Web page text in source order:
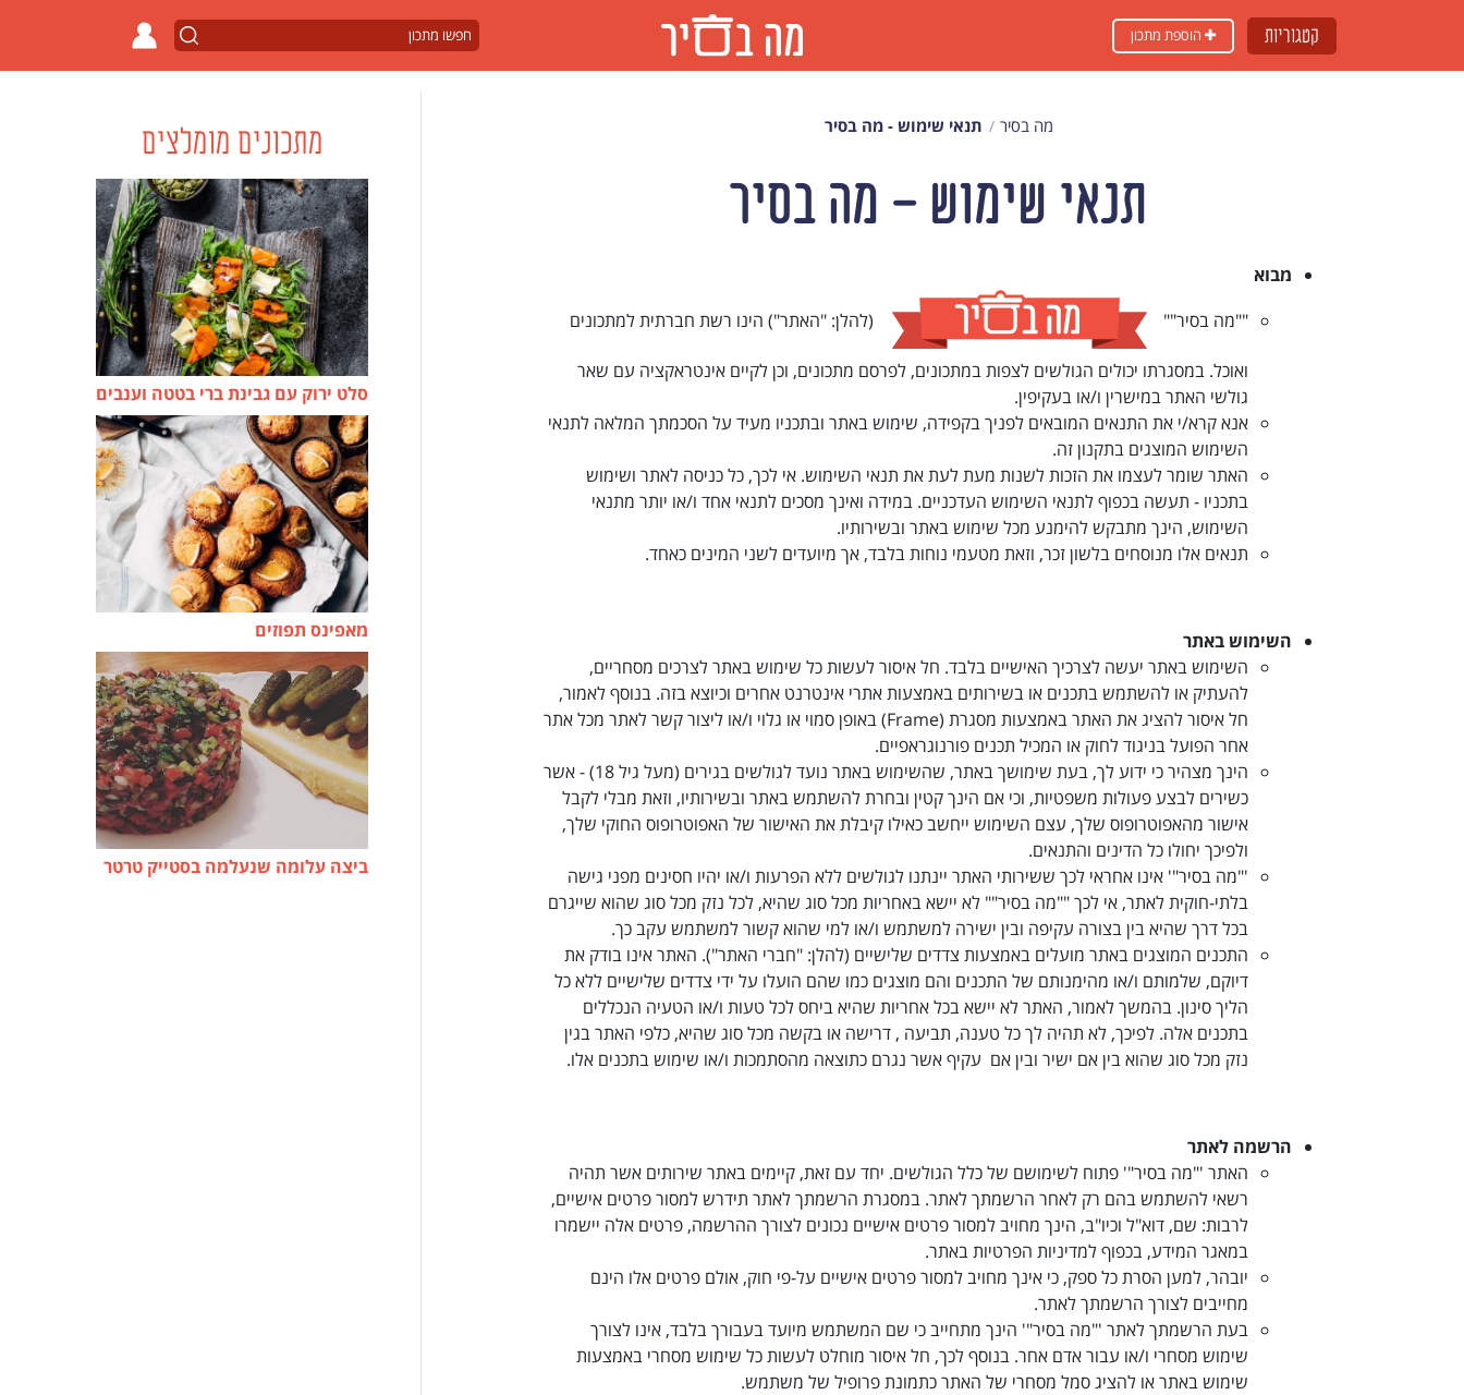
קטגוריות
מה בסיר תנאי שימוש - מה בסיר
תנאי שימוש - מה בסיר
מבוא
""מה בסיר""
(להלן: "האתר") הינו רשת חברתית למתכונים
ואוכל. במסגרתו יכולים הגולשים לצפות במתכונים, לפרסם מתכונים, וכן לקיים אינטראקציה עם שאר
גולשי האתר במישרין ו/או בעקיפין.
אנא קרא/י את התנאים המובאים לפניך בקפידה, שימוש באתר ובתכניו מעיד על הסכמתך המלאה לתנאי
השימוש המוצגים בתקנון זה.
האתר שומר לעצמו את הזכות לשנות מעת לעת את תנאי השימוש. אי לכך, כל כניסה לאתר ושימוש
בתכניו - תעשה בכפוף לתנאי השימוש העדכניים. במידה ואינך מסכים לתנאי אחד ו/או יותר מתנאי
השימוש, הינך מתבקש להימנע מכל שימוש באתר ובשירותיו.
תנאים אלו מנוסחים בלשון זכר, וזאת מטעמי נוחות בלבד, אך מיועדים לשני המינים כאחד.
השימוש באתר
השימוש באתר יעשה לצרכיך האישיים בלבד. חל איסור לעשות כל שימוש באתר לצרכים מסחריים,
להעתיק או להשתמש בתכנים או בשירותים באמצעות אתרי אינטרנט אחרים וכיוצא בזה. בנוסף לאמור,
חל איסור להציג את האתר באמצעות מסגרת (Frame)
באופן סמוי או גלוי ו/או ליצור קשר לאתר מכל אתר
אחר הפועל בניגוד לחוק או המכיל תכנים פורנוגראפיים.
הינך מצהיר כי ידוע לך, בעת שימושך באתר, שהשימוש באתר נועד לגולשים בגירים (מעל גיל 18) - אשר
כשירים לבצע פעולות משפטיות, וכי אם הינך קטין ובחרת להשתמש באתר ובשירותיו, וזאת מבלי לקבל
אישור מהאפוטרופוס שלך, עצם השימוש ייחשב כאילו קיבלת את האישור של האפוטרופוס החוקי שלך,
ולפיכך יחולו כל הדינים והתנאים.
'"מה בסיר"' אינו אחראי לכך ששירותי האתר יינתנו לגולשים ללא הפרעות ו/או יהיו חסינים מפני גישה
בלתי-חוקית לאתר, אי לכך ""מה בסיר"" לא יישא באחריות מכל סוג שהיא, לכל נזק מכל סוג שהוא שייגרם
בכל דרך שהיא בין בצורה עקיפה ובין ישירה למשתמש ו/או למי שהוא קשור למשתמש עקב כך.
התכנים המוצגים באתר מועלים באמצעות צדדים שלישיים (להלן: "חברי האתר"). האתר אינו בודק את
דיוקם, שלמותם ו/או מהימנותם של התכנים והם מוצגים כמו שהם הועלו על ידי צדדים שלישיים ללא כל
הליך סינון. בהמשך לאמור, האתר לא יישא בכל אחריות שהיא ביחס לכל טעות ו/או הטעיה הנכללים
בתכנים אלה. לפיכך, לא תהיה לך כל טענה, תביעה , דרישה או בקשה מכל סוג שהיא, כלפי האתר בגין
נזק מכל סוג שהוא בין אם ישיר ובין אם עקיף אשר נגרם כתוצאה מהסתמכות ו/או שימוש בתכנים אלו.
הרשמה לאתר
האתר '"מה בסיר"' פתוח לשימושם של כלל הגולשים. יחד עם זאת, קיימים באתר שירותים אשר תהיה
רשאי להשתמש בהם רק לאחר הרשמתך לאתר. במסגרת הרשמתך לאתר תידרש למסור פרטים אישיים,
לרבות: שם, דוא"ל וכיו"ב, הינך מחויב למסור פרטים אישיים נכונים לצורך ההרשמה, פרטים אלה יישמרו
במאגר המידע, בכפוף למדיניות הפרטיות באתר.
יובהר, למען הסרת כל ספק, כי אינך מחויב למסור פרטים אישיים על-פי חוק, אולם פרטים אלו הינם
מחייבים לצורך הרשמתך לאתר.
בעת הרשמתך לאתר '"מה בסיר"' הינך מתחייב כי שם המשתמש מיועד בעבורך בלבד, אינו לצורך
שימוש מסחרי ו/או עבור אדם אחר. בנוסף לכך, חל איסור מוחלט לעשות כל שימוש מסחרי באמצעות
שימוש באתר או להציג סמל מסחרי של האתר כתמונת פרופיל של משתמש.
מתכונים מומלצים
סלט ירוק עם גבינת ברי בטטה וענבים
מאפינס תפוזים
ביצה עלומה שנעלמה בסטייק טרטר